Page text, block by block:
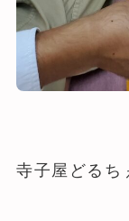
寺子屋どるち